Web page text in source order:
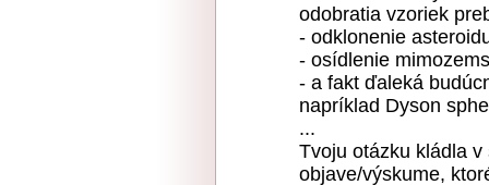
odobratia vzoriek
- odklonenie
- osídlenie
- a fakt ďaleká
napríklad Dyson
...
Tvoju otázku kládla
objave/výskume,